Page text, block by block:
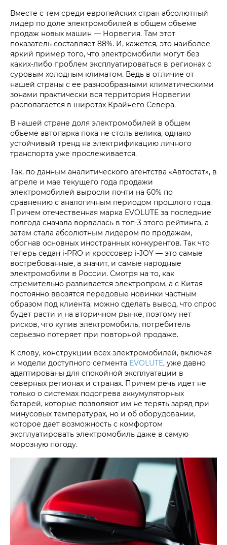
Вместе с тем среди европейских стран абсолютный
лидер по доле электромобилей в общем объеме
продаж новых машин — Норвегия. Там этот
показатель составляет 88%. И, кажется, это наиболее
яркий пример того, что электромобили могут без
каких-либо проблем эксплуатироваться в регионах с
суровым холодным климатом. Ведь в отличие от
нашей страны с ее разнообразными климатическими
зонами практически вся территория Норвегии
располагается в широтах Крайнего Севера.
В нашей стране доля электромобилей в общем
объеме автопарка пока не столь велика, однако
устойчивый тренд на электрификацию личного
транспорта уже прослеживается.
Так, по данным аналитического агентства «Автостат», в
апреле и мае текущего года продажи
электромобилей выросли почти на 60% по
сравнению с аналогичным периодом прошлого года.
Причем отечественная марка EVOLUTE за последние
полгода сначала ворвалась в топ-3 этого рейтинга, а
затем стала абсолютным лидером по продажам,
обогнав основных иностранных конкурентов. Так что
теперь седан i‑PRO и кроссовер i‑JOY — это самые
востребованные, а значит, и самые народные
электромобили в России. Смотря на то, как
стремительно развивается электропром, а с Китая
постоянно ввозятся передовые новинки частным
образом под клиента, можно сделать вывод, что спрос
будет расти и на вторичном рынке, поэтому нет
рисков, что купив электромобиль, потребитель
серьезно потеряет при повторной продаже.
К слову, конструкции всех электромобилей, включая
и модели доступного сегмента EVOLUTE, уже давно
адаптированы для спокойной эксплуатации в
северных регионах и странах. Причем речь идет не
только о системах подогрева аккумуляторных
батарей, которые позволяют им не терять заряд при
минусовых температурах, но и об оборудовании,
которое дает возможность с комфортом
эксплуатировать электромобиль даже в самую
морозную погоду.